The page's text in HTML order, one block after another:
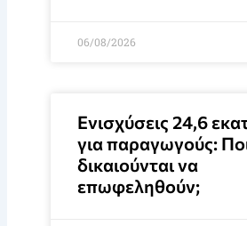
06/08/2026
Ενισχύσεις 24,6
για παραγωγούς:
δικαιούνται να
επωφεληθούν;